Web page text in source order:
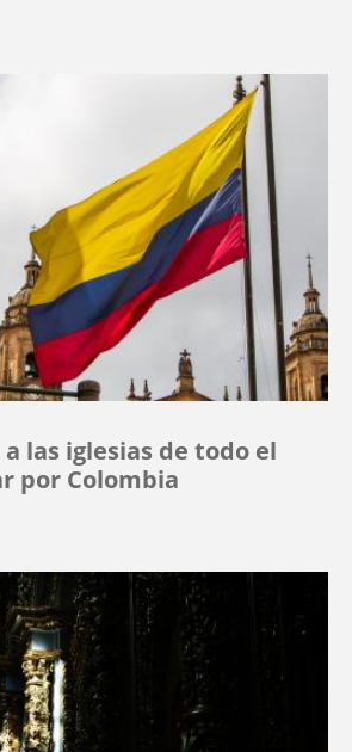
las iglesias de todo el
por Colombia